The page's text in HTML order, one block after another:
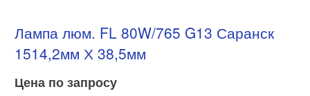
Лампа люм. FL 80W/765 G13 Саранск
1514,2мм Х 38,5мм
Цена по запросу